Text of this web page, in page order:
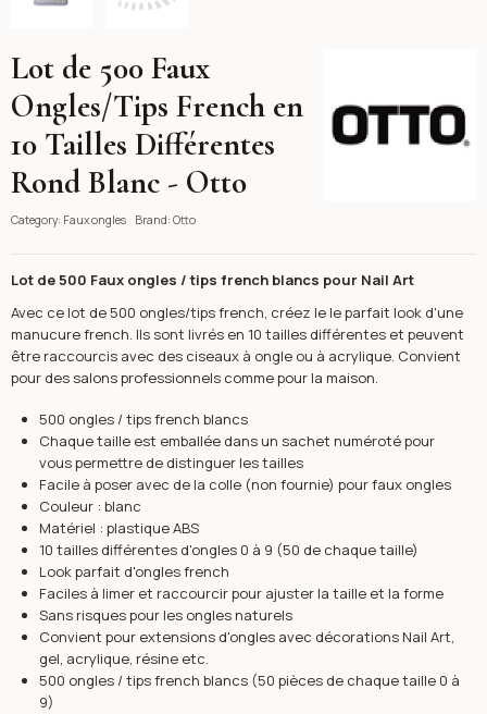
Lot de 500 Faux
Ongles/Tips French en
10 Tailles Différentes
Rond Blanc - Otto
Category: Faux ongles Brand: Otto
Lot de 500 Faux ongles / tips french blancs pour Nail Art
Avec ce lot de 500 ongles/tips french, créez le le parfait look d'une
manucure french. Ils sont livrés en 10 tailles différentes et peuvent
être raccourcis avec des ciseaux à ongle ou à acrylique. Convient
pour des salons professionnels comme pour la maison.
500 ongles / tips french blancs
Chaque taille est emballée dans un sachet numéroté pour
vous permettre de distinguer les tailles
Facile à poser avec de la colle (non fournie) pour faux ongles
Couleur : blanc
Matériel : plastique ABS
10 tailles différentes d'ongles 0 à 9 (50 de chaque taille)
Look parfait d'ongles french
Faciles à limer et raccourcir pour ajuster la taille et la forme
Sans risques pour les ongles naturels
Convient pour extensions d'ongles avec décorations Nail Art,
gel, acrylique, résine etc.
500 ongles / tips french blancs (50 pièces de chaque taille 0 à
9)